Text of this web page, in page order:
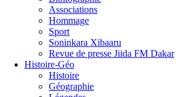
Associations
Hommage
Sport
Soninkara Xibaaru
Revue de presse Jiida FM Dakar
Histoire-Géo
Histoire
Géographie